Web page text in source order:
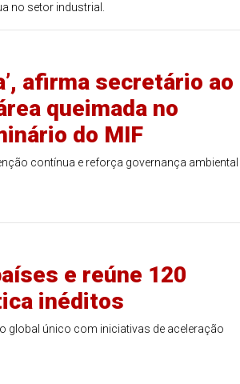
no setor industrial.
afirma secretário ao
queimada no
do MIF
contínua e reforça governança ambiental
e reúne 120
inéditos
global único com iniciativas de aceleração